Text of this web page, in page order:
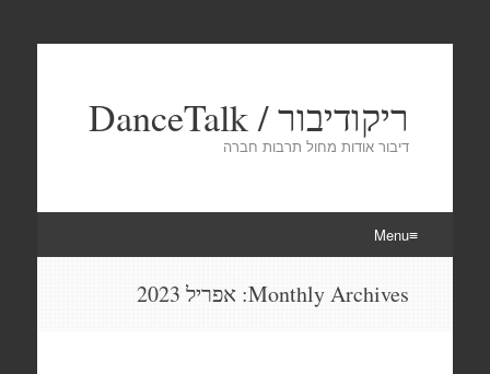
ריקודיבור / DanceTalk
דיבור אודות מחול תרבות חברה
Menu
Monthly Archives: אפריל 2023